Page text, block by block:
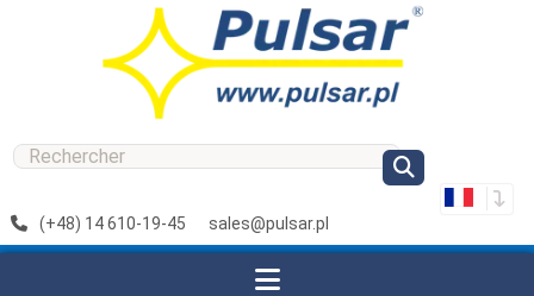
(+48) 14 610-19-45 sales@pulsar.pl